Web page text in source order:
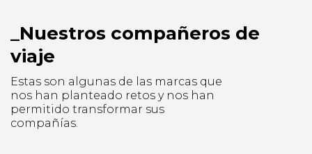
Nuestros compañeros de
viaje
Estas son algunas de las marcas que
nos han planteado retos y nos han
permitido transformar sus
compañías.